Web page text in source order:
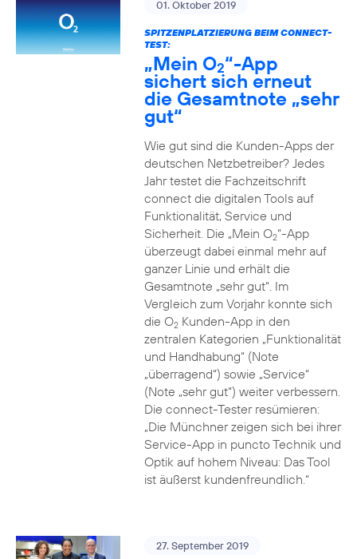
01. Oktober 2019
SPITZENPLATZIERUNG BEIM CONNECT-
TEST:
„Mein O2“-App
sichert sich erneut
die Gesamtnote „sehr
gut“
Wie gut sind die Kunden-Apps der
deutschen Netzbetreiber? Jedes
Jahr testet die Fachzeitschrift
connect die digitalen Tools auf
Funktionalität, Service und
Sicherheit. Die „Mein O2“-App
überzeugt dabei einmal mehr auf
ganzer Linie und erhält die
Gesamtnote „sehr gut“. Im
Vergleich zum Vorjahr konnte sich
die O2Kunden-App in den
zentralen Kategorien „Funktionalität
und Handhabung“ (Note
„überragend“) sowie „Service“
(Note „sehr gut“) weiter verbessern.
Die connect-Tester resümieren:
„Die Münchner zeigen sich bei ihrer
Service-App in puncto Technik und
Optik auf hohem Niveau: Das Tool
ist äußerst kundenfreundlich.“
27. September 2019